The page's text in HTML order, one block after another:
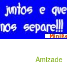
Amizade